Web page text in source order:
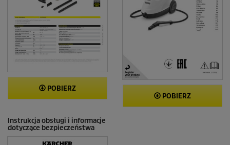
POBIERZ
POBIERZ
Instrukcja obsługi i informacje
dotyczące bezpieczeństwa